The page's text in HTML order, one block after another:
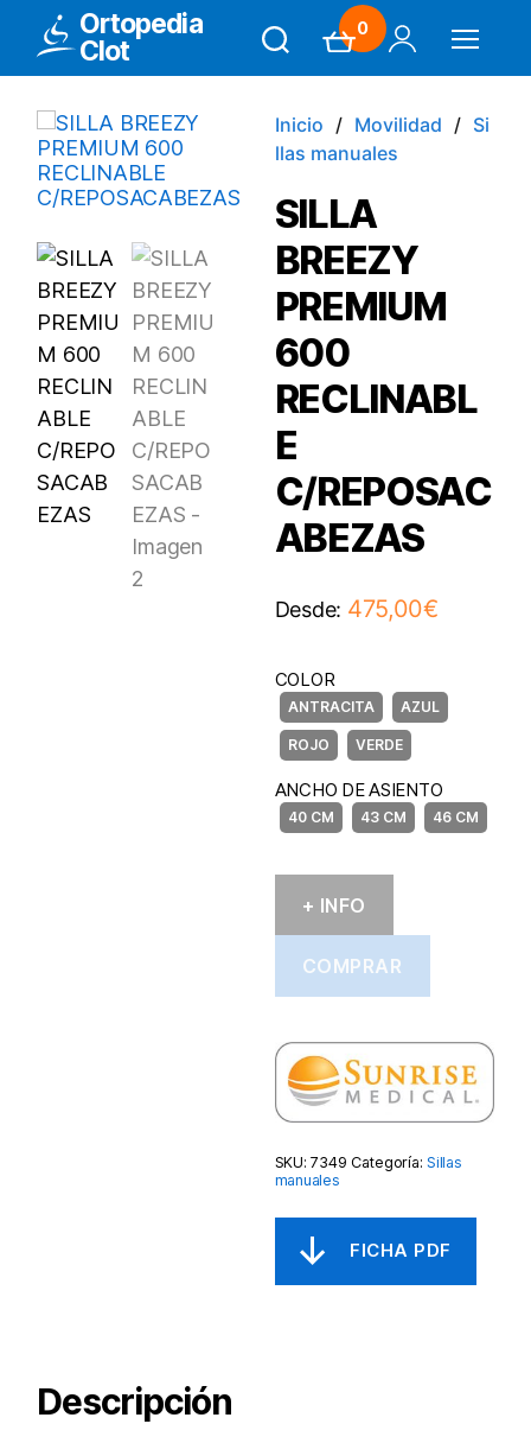
Ortopedia
Clot
0
Inicio Movilidad
Si
llas manuales
SILLA
BREEZY
PREMIUM
600
RECLINABL
E
C/REPOSAC
ABEZAS
Desde: 475,00€
COLOR
ANCHO DE ASIENTO
+ INFO
COMPRAR
SKU:7349 Categoría:Sillas
manuales
Descripción